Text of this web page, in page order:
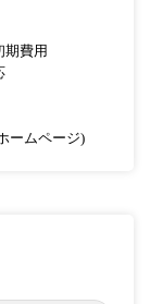
期費用
ームページ)